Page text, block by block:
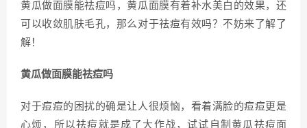
黄瓜做面膜能祛痘吗，黄瓜面膜有着补水美白的效果，还
可以收敛肌肤毛孔，那么对于祛痘有效吗？不妨来了解了
解！
黄瓜做面膜能祛痘吗
对于痘痘的困扰的确是让人很烦恼，看着满脸的痘痘更是
心烦，所以祛痘就是成了大作战，试试自制黄瓜祛痘面